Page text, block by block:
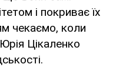
і покриває їх
чекаємо, коли
Цікаленко